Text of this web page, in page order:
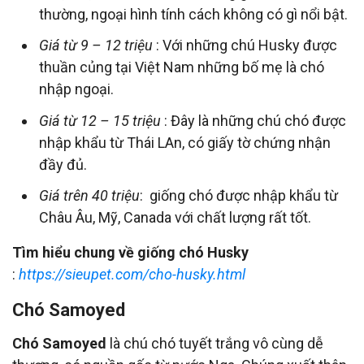
thường, ngoại hình tính cách không có gì nổi bật.
Giá từ 9 – 12 triệu : Với những chú Husky được
thuần củng tại Việt Nam những bố mẹ là chó
nhập ngoại.
Giá từ 12 – 15 triệu : Đây là những chú chó được
nhập khẩu từ Thái LAn, có giấy tờ chứng nhận
đầy đủ.
Giá trên 40 triệu: giống chó được nhập khẩu từ
Châu Âu, Mỹ, Canada với chất lượng rất tốt.
Tìm hiểu chung về giống chó Husky
: https://sieupet.com/cho-husky.html
Chó Samoyed
Chó Samoyed là chú chó tuyết trắng vô cùng dễ